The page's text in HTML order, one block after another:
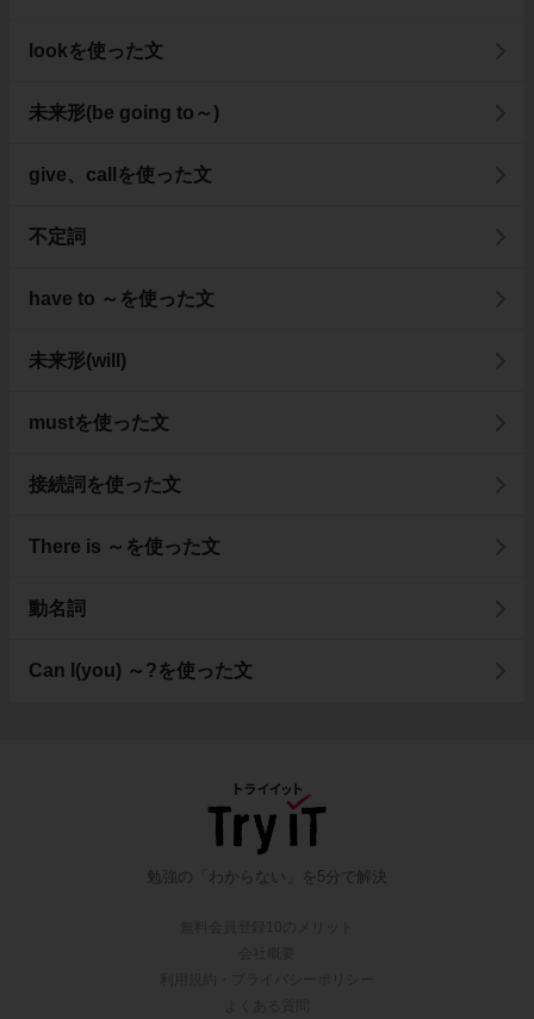
lookを使った文
未来形(be going to～)
give、callを使った文
不定詞
have to ～を使った文
未来形(will)
mustを使った文
接続詞を使った文
There is ～を使った文
動名詞
Can I(you) ～?を使った文
勉強の「わからない」を5分で解決